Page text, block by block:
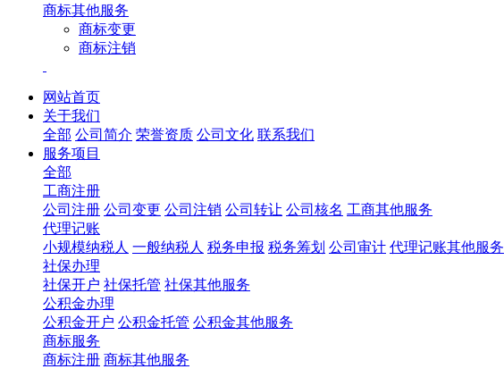
商标其他服务
商标变更
商标注销
网站首页
关于我们
全部 公司简介 荣誉资质 公司文化 联系我们
服务项目
全部
工商注册
公司注册 公司变更 公司注销 公司转让 公司核名 工商其他服务
代理记账
小规模纳税人 一般纳税人 税务申报 税务筹划 公司审计 代理记账其他服务
社保办理
社保开户 社保托管 社保其他服务
公积金办理
公积金开户 公积金托管 公积金其他服务
商标服务
商标注册 商标其他服务